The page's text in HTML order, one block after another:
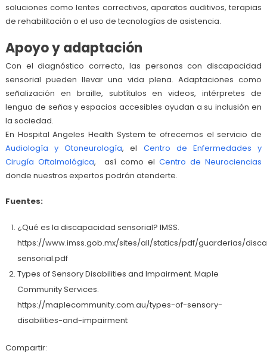
soluciones como lentes correctivos, aparatos auditivos, terapias
de rehabilitación o el uso de tecnologías de asistencia.
Apoyo y adaptación
Con el diagnóstico correcto, las personas con discapacidad
sensorial pueden llevar una vida plena. Adaptaciones como
señalización en braille, subtítulos en videos, intérpretes de
lengua de señas y espacios accesibles ayudan a su inclusión en
la sociedad.
En Hospital Angeles Health System te ofrecemos el servicio de
Audiología y Otoneurología, el Centro de Enfermedades y
Cirugía Oftalmológica, así como elCentro de Neurociencias
donde nuestros expertos podrán atenderte.
Fuentes:
¿Qué es la discapacidad sensorial? IMSS.
https://www.imss.gob.mx/sites/all/statics/pdf/guarderias/
sensorial.pdf
Types of Sensory Disabilities and Impairment. Maple
Community Services.
https://maplecommunity.com.au/types-of-sensory-
disabilities-and-impairment
Compartir: